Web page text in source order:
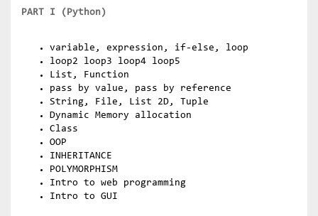
PART I (Python)
variable, expression, if-else, loop
loop2 loop3 loop4 loop5
List, Function
pass by value, pass by reference
String, File, List 2D, Tuple
Dynamic Memory allocation
Class
OOP
INHERITANCE
POLYMORPHISM
Intro to web programming
Intro to GUI